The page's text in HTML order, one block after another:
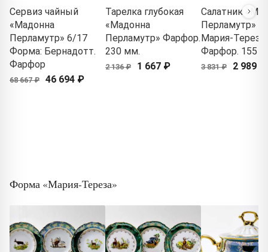
Сервиз чайный
«Мадонна
Перламутр» 6/17
Форма: Бернадотт.
Фарфор
68 667 ₽ 46 694 ₽
Тарелка глубокая
«Мадонна
Перламутр» Фарфор.
230 мм.
2 136 ₽ 1 667 ₽
Салатник
Перламутр»
Мария-Тереза.
Фарфор. 155
3 831 ₽ 2 989 ₽
Форма «Мария-Тереза»